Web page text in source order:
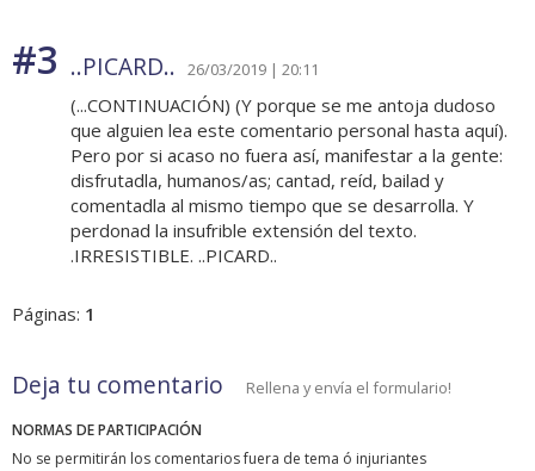
#3 ..PICARD.. 26/03/2019 | 20:11
(...CONTINUACIÓN) (Y porque se me antoja dudoso
que alguien lea este comentario personal hasta aquí).
Pero por si acaso no fuera así, manifestar a la gente:
disfrutadla, humanos/as; cantad, reíd, bailad y
comentadla al mismo tiempo que se desarrolla. Y
perdonad la insufrible extensión del texto.
.IRRESISTIBLE. ..PICARD..
Páginas: 1
Deja tu comentario Rellena y envía el formulario!
NORMAS DE PARTICIPACIÓN
No se permitirán los comentarios fuera de tema ó injuriantes